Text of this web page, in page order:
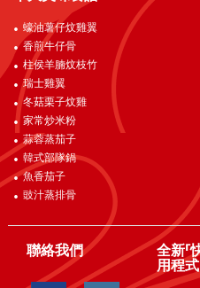
蠔油薯仔炆雞翼
香煎牛仔骨
柱侯羊腩炆枝竹
瑞士雞翼
冬菇栗子炆雞
家常炒米粉
蒜蓉蒸茄子
韓式部隊鍋
魚香茄子
豉汁蒸排骨
聯絡我們
全新「
用程式